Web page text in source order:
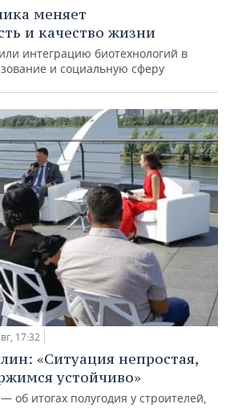
меняет
и качество жизни
интеграцию биотехнологий в
и социальную сферу
17:32
«Ситуация непростая,
устойчиво»
об итогах полугодия у строителей,